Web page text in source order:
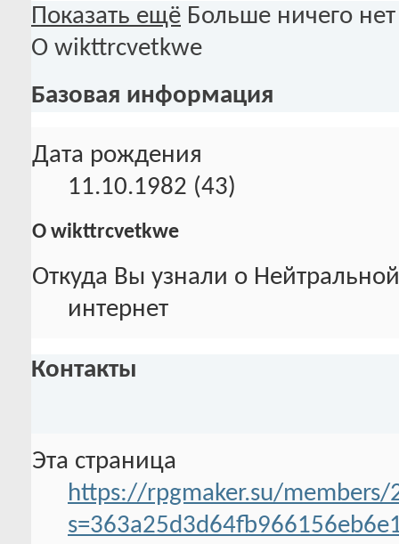
Показать ещё Больше ничего нет
О wikttrcvetkwe
Базовая информация
Дата рождения
11.10.1982 (43)
О wikttrcvetkwe
Откуда Вы узнали о
интернет
Контакты
Эта страница
https://rpgmaker.su/